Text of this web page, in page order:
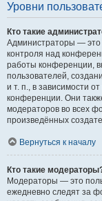
Уровни
Кто такие
Администраторы —
контроля над
работы конференции,
пользователей,
и т. п., в зависимости
конференции. Они
модераторов во всех
произведённых
Вернуться к началу
Кто такие
Модераторы — это
ежедневно следят за